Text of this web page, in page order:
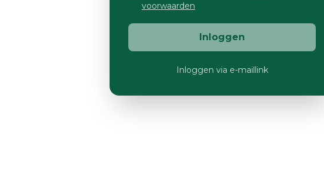
voorwaarden
Inloggen
Inloggen via e-maillink